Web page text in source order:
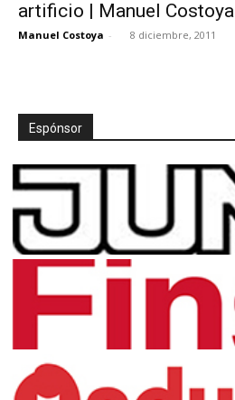
artificio | Manuel Costoya
Manuel Costoya - 8 diciembre, 2011
Espónsor